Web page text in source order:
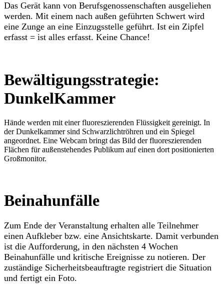
Das Gerät kann von Berufsgenossenschaften ausgeliehen
werden. Mit einem nach außen geführten Schwert wird
eine Zunge an eine Einzugsstelle geführt. Ist ein Zipfel
erfasst = ist alles erfasst. Keine Chance!
Bewältigungsstrategie:
DunkelKammer
Hände werden mit einer fluoreszierenden Flüssigkeit gereinigt. In
der Dunkelkammer sind Schwarzlichtröhren und ein Spiegel
angeordnet. Eine Webcam bringt das Bild der fluoreszierenden
Flächen für außenstehendes Publikum auf einen dort positionierten
Großmonitor.
Beinahunfälle
Zum Ende der Veranstaltung erhalten alle Teilnehmer
einen Aufkleber bzw. eine Ansichtskarte. Damit verbunden
ist die Aufforderung, in den nächsten 4 Wochen
Beinahunfälle und kritische Ereignisse zu notieren. Der
zuständige Sicherheitsbeauftragte registriert die Situation
und fertigt ein Foto.